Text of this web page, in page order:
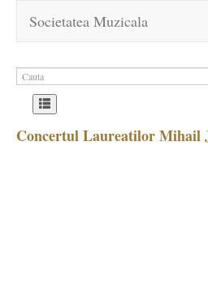
Societatea Muzicala
Concertul Laureatilor Mihail